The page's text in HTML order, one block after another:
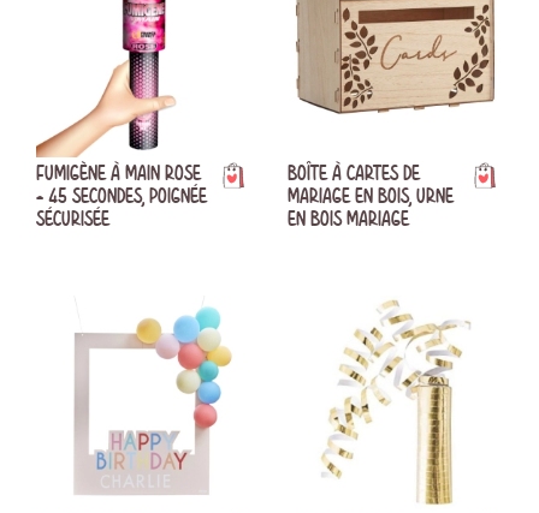
FUMIGÈNE À MAIN ROSE
- 45 SECONDES, POIGNÉE
SÉCURISÉE
BOÎTE À CARTES DE
MARIAGE EN BOIS, URNE
EN BOIS MARIAGE